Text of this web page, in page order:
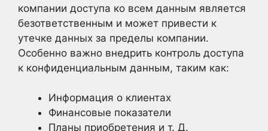
компании доступа ко всем данным является
безответственным и может привести к
утечке данных за пределы компании.
Особенно важно внедрить контроль доступа
к конфиденциальным данным, таким как:
Информация о клиентах
Финансовые показатели
Планы приобретения и т. Д.